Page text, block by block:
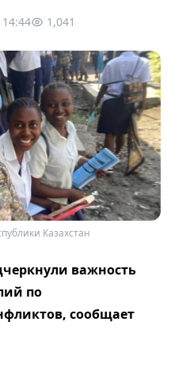
1,041
Казахстан
важность
по
сообщает